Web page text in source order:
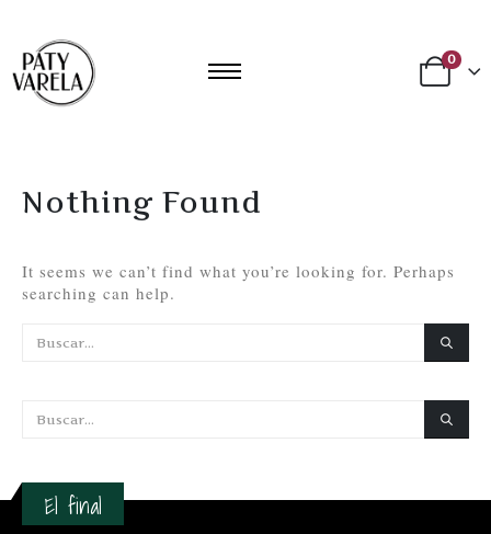
0
Nothing Found
It seems we can’t find what you’re looking for. Perhaps
searching can help.
El final